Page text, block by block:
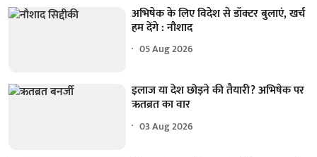
अभिषेक के लिए विदेश से डॉक्टर बुलाएं, खर्च
हम देंगे : नौशाद
05 Aug 2026
इलाज या देश छोड़ने की तैयारी? अभिषेक पर
ऋतब्रत का वार
03 Aug 2026